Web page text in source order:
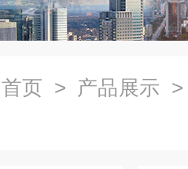
首页 > 产品展示